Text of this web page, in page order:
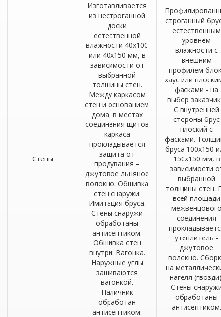
Стены
Изготавливается
из нестроганной
доски
естественной
влажности 40х100
или 40х150 мм, в
зависимости от
выбранной
толщины стен.
Между каркасом
стен и основанием
дома, в местах
соединения щитов
каркаса
прокладывается
защита от
продувания –
джутовое льняное
волокно. Обшивка
стен снаружи:
Имитация бруса.
Стены снаружи
обработаны
антисептиком.
Обшивка стен
внутри: Вагонка.
Наружные углы
зашиваются
вагонкой.
Наличник
обработан
антисептиком.
строганный
естественным
уровнем
влажности с
внешним
профилем
хаус или
фасками - на
выбор
С внутренней
стороны брус
плоский с
фасками.
бруса 100х150
150х150 мм, в
зависимости
выбранной
толщины стен.
всей площади
межвенцового
соединения
утеплитель -
джутовое
волокно.
на
нагеля
Стены
обработаны
антисептиком.